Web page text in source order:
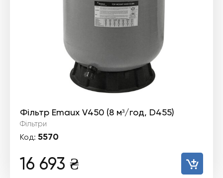
Фільтр Emaux V450 (8 м³/год, D455)
Фільтри
Код: 5570
16 693 ₴